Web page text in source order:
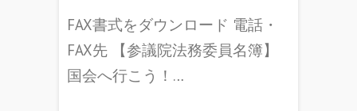
FAX書式をダウンロード 電話・
FAX先 【参議院法務委員名簿】
国会へ行こう！…